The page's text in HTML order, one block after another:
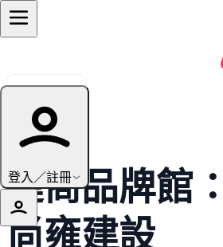
登入／註冊
建商品牌館：
尚雍建設